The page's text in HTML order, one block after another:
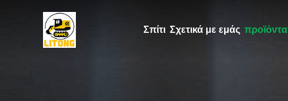
Σπίτι Σχετικά με εμάς προϊόντα